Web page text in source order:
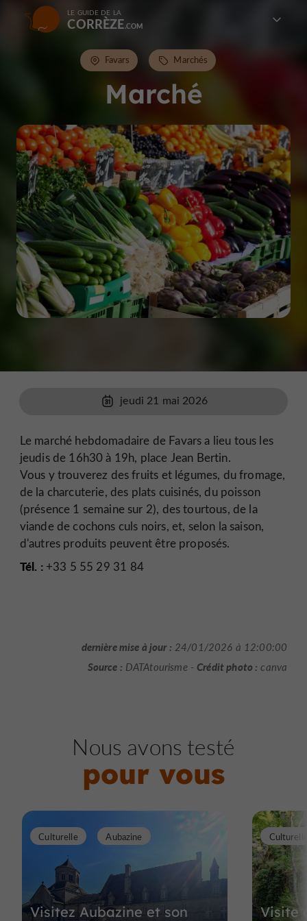
LE GUIDE DE LA
CORRÈZE
Marché
Favars Marchés
jeudi 21 mai 2026
Le marché hebdomadaire de Favars a lieu tous les
jeudis de 16h30 à 19h, place Jean Bertin.
Vous y trouverez des fruits et légumes, du fromage,
de la charcuterie, des plats cuisinés, du poisson
(présence 1 semaine sur 2), des tourtous, de la
viande de cochons culs noirs, et, selon la saison,
d'autres produits peuvent être proposés.
Tél. :+33 5 55 29 31 84
dernière mise à jour : 24/01/2026 à 12:00:00
Source : DATAtourisme -Crédit photo : canva
Nous avons testé
pour vous
Visitez Aubazine et son
Culturelle Aubazine
Visite